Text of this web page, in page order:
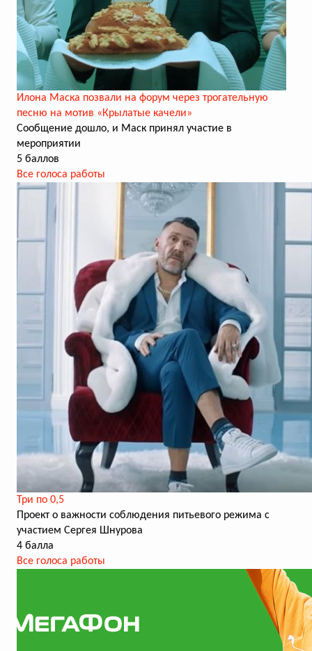
Илона Маска позвали на форум через трогательную
песню на мотив «Крылатые качели»
Сообщение дошло, и Маск принял участие в
мероприятии
5 баллов
Все голоса работы
Три по 0,5
Проект о важности соблюдения питьевого режима с
участием Сергея Шнурова
4 балла
Все голоса работы